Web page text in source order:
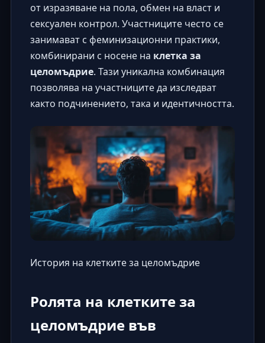
от изразяване на пола, обмен на власт и
сексуален контрол. Участниците често се
занимават с феминизационни практики,
комбинирани с носене на клетка за
целомъдрие. Тази уникална комбинация
позволява на участниците да изследват
както подчинението, така и идентичността.
История на клетките за целомъдрие
Ролята на клетките за
целомъдрие във